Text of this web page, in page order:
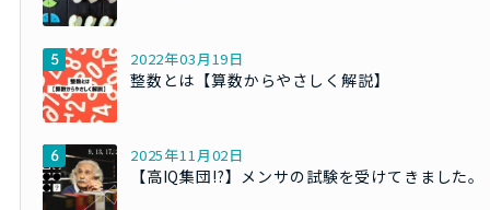
2022年03月19日
整数とは【算数からやさしく解説】
2025年11月02日
【高IQ集団!?】メンサの試験を受けてきました。